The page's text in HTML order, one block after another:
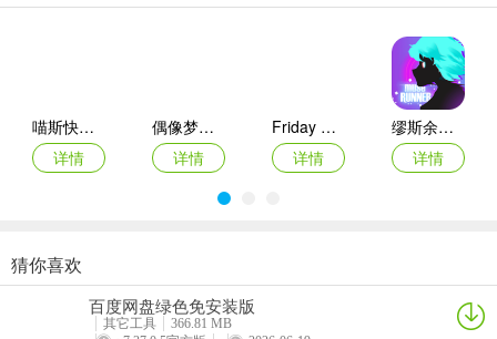
3、全部选择完成后，编辑你的账号昵称每点击右下角开始即可。
4、此时我们就会正式进入到游戏主界面，点击右下角音乐游乐场开始
5、调节好要玩的模式，准备好之后点击下方的开始按钮即可。
喵斯快跑苹果版
详情
偶像梦幻祭2苹果版
详情
Friday Night Funkin苹果手机版
详情
缪斯余音ios版
详情
初音未来缤纷舞台苹果版
点点节奏苹果版
详情
节奏盒子苹果版(Incredibox)
superstar smtown苹果版
猜你喜欢
百度网盘绿色免安装版
其它工具
366.81 MB